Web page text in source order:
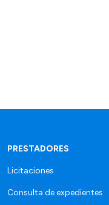
PRESTADORES
Licitaciones
Consulta de expedientes